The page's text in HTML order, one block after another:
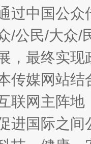
过中国公
/公民/大众
，最终实
传媒网站
联网主阵
进国际之